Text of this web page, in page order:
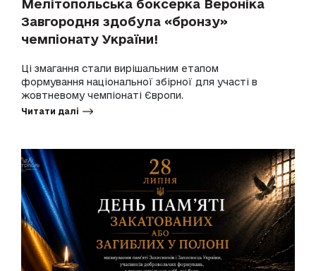
Мелітопольська боксерка Вероніка
Завгородня здобула «бронзу»
чемпіонату України!
Ці змагання стали вирішальним етапом
формування національної збірної для участі в
жовтневому чемпіонаті Європи.
Читати далі